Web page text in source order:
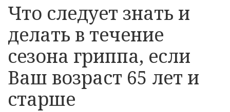
Что следует знать и
делать в течение
сезона гриппа, если
Ваш возраст 65 лет и
старше